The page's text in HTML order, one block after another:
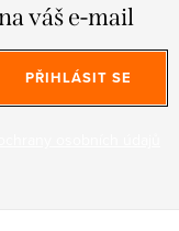
váš e-mail
PŘIHLÁSIT SE